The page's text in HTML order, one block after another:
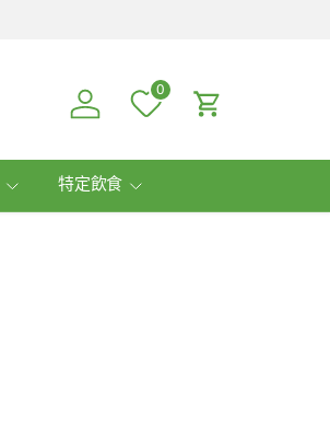
Log in
0
Cart
特定飲食